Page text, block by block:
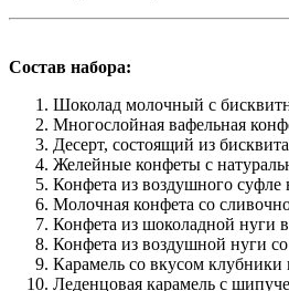
Состав набора:
Шоколад молочный с
Многослойная вафельная
Десерт, состоящий из
Желейные конфеты с
Конфета из воздушного
Молочная конфета со
Конфета из шоколадной нуги
Конфета из воздушной нуги
Карамель со вкусом
Леденцовая карамель с